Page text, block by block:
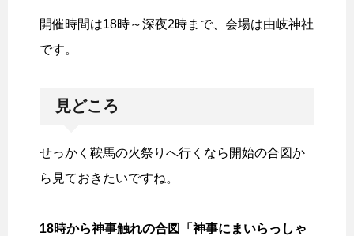
開催時間は18時～深夜2時まで、会場は由岐神社
です。
見どころ
せっかく鞍馬の火祭りへ行くなら開始の合図か
ら見ておきたいですね。
18時から神事触れの合図「神事にまいらっしゃ